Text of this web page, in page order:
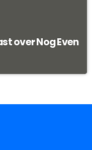
over Nog Even